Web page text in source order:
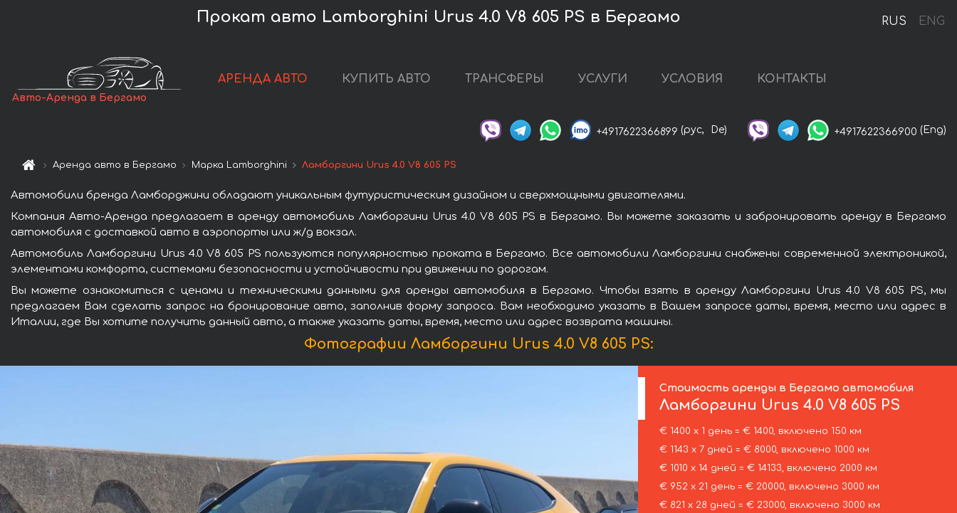
RUS ENG
Прокат авто Lamborghini Urus 4.0 V8 605 PS в Бергамо
Авто-Аренда в Бергамо
АРЕНДА АВТО КУПИТЬ АВТО ТРАНСФЕРЫ УСЛУГИ УСЛОВИЯ КОНТАКТЫ
+4917622366899 (рус, De) +4917622366900 (Eng)
Аренда авто в Бергамо Марка Lamborghini Ламборгини Urus 4.0 V8 605 PS
Автомобили бренда Ламборджини обладают уникальным футуристическим дизайном и сверхмощными двигателями.
Компания Авто-Аренда предлагает в аренду автомобиль Ламборгини Urus 4.0 V8 605 PS в Бергамо. Вы можете заказать и забронировать аренду в Бергамо
автомобиля с доставкой авто в аэропорты или ж/д вокзал.
Автомобиль Ламборгини Urus 4.0 V8 605 PS пользуются популярностью проката в Бергамо. Все автомобили Ламборгини снабжены современной электроникой,
элементами комфорта, системами безопасности и устойчивости при движении по дорогам.
Вы можете ознакомиться с ценами и техническими данными для аренды автомобиля в Бергамо. Чтобы взять в аренду Ламборгини Urus 4.0 V8 605 PS, мы
предлагаем Вам сделать запрос на бронирование авто, заполнив форму запроса. Вам необходимо указать в Вашем запросе даты, время, место или адрес в
Италии, где Вы хотите получить данный авто, а также указать даты, время, место или адрес возврата машины.
Фотографии Ламборгини Urus 4.0 V8 605 PS:
Стоимость аренды в Бергамо автомобиля
Ламборгини Urus 4.0 V8 605 PS
€ 1400 х 1 день = € 1400, включено 150 км
€ 1143 х 7 дней = € 8000, включено 1000 км
€ 1010 х 14 дней = € 14133, включено 2000 км
€ 952 х 21 день = € 20000, включено 3000 км
€ 821 х 28 дней = € 23000, включено 3000 км